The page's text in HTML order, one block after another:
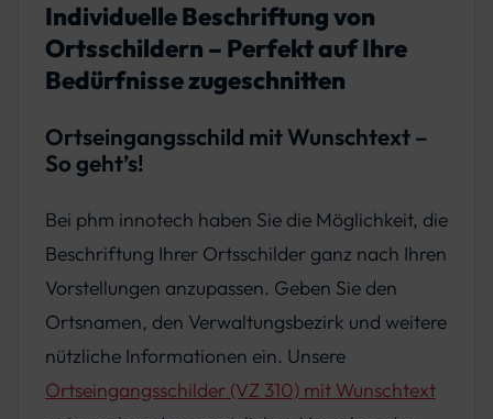
Individuelle Beschriftung von
Ortsschildern – Perfekt auf Ihre
Bedürfnisse zugeschnitten
Ortseingangsschild mit Wunschtext –
So geht’s!
Bei phm innotech haben Sie die Möglichkeit, die
Beschriftung Ihrer Ortsschilder ganz nach Ihren
Vorstellungen anzupassen. Geben Sie den
Ortsnamen, den Verwaltungsbezirk und weitere
nützliche Informationen ein. Unsere
Ortseingangsschilder (VZ 310) mit Wunschtext